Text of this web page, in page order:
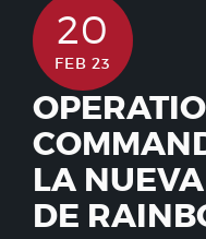
20
FEB 23
LA
DE